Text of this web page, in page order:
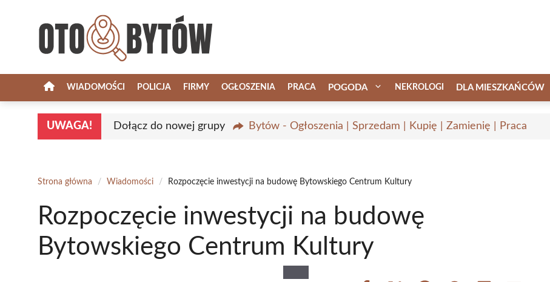
WIADOMOŚCI POLICJA FIRMY OGŁOSZENIA PRACA POGODA NEKROLOGI DLA MIESZKAŃCÓW
UWAGA! Dołącz do nowej grupy Bytów - Ogłoszenia | Sprzedam | Kupię | Zamienię | Praca
Strona główna / Wiadomości / Rozpoczęcie inwestycji na budowę Bytowskiego Centrum Kultury
Rozpoczęcie inwestycji na budowę
Bytowskiego Centrum Kultury